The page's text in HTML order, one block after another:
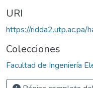
URI
https://
Colecciones
Facultad de Ingeniería